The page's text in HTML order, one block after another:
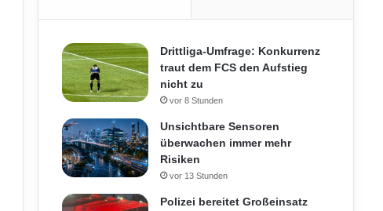
Drittliga-Umfrage: Konkurrenz
traut dem FCS den Aufstieg
nicht zu
vor 8 Stunden
Unsichtbare Sensoren
überwachen immer mehr
Risiken
vor 13 Stunden
Polizei bereitet Großeinsatz